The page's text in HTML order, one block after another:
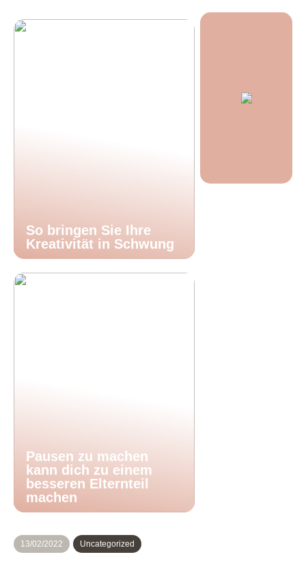
So bringen Sie Ihre
Kreativität in Schwung
Pausen zu machen
kann dich zu einem
besseren Elternteil
machen
13/02/2022 Uncategorized